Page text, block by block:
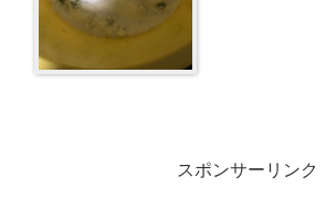
スポンサーリンク